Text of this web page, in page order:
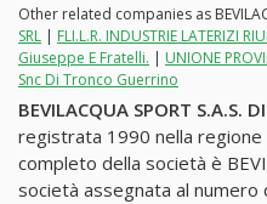
Other related companies as
SRL | FLI.L.R. INDUSTRIE LATERIZI
Giuseppe E Fratelli. | UNIONE
Snc Di Tronco Guerrino
BEVILACQUA SPORT S.A.S.
registrata 1990 nella regione
completo della società è
società assegnata al